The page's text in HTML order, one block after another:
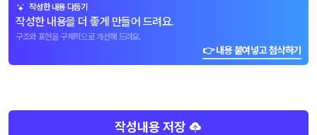
작성한 내용 다듬기
작성한 내용을 더 좋게 만들어 드려요.
구조와 표현을 구체적으로 개선해 드려요.
👉 내용 붙여넣고 첨삭하기
작성내용 저장